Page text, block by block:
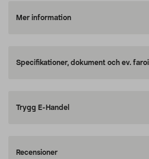
Mer information
Specifikationer, dokument och ev.
Trygg E-Handel
Recensioner